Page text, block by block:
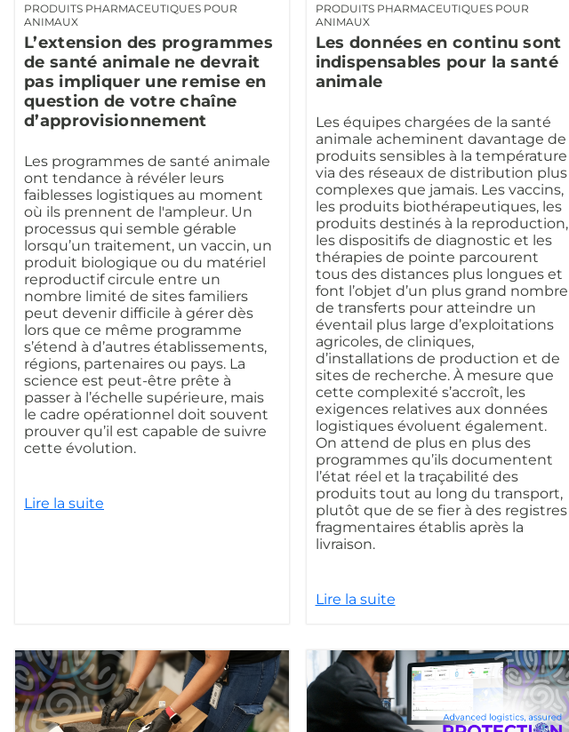
PRODUITS PHARMACEUTIQUES POUR
ANIMAUX
L’extension des programmes
de santé animale ne devrait
pas impliquer une remise en
question de votre chaîne
d’approvisionnement
Les programmes de santé animale
ont tendance à révéler leurs
faiblesses logistiques au moment
où ils prennent de l'ampleur. Un
processus qui semble gérable
lorsqu’un traitement, un vaccin, un
produit biologique ou du matériel
reproductif circule entre un
nombre limité de sites familiers
peut devenir difficile à gérer dès
lors que ce même programme
s’étend à d’autres établissements,
régions, partenaires ou pays. La
science est peut-être prête à
passer à l’échelle supérieure, mais
le cadre opérationnel doit souvent
prouver qu’il est capable de suivre
cette évolution.
Lire la suite
PRODUITS PHARMACEUTIQUES POUR
ANIMAUX
Les données en continu sont
indispensables pour la santé
animale
Les équipes chargées de la santé
animale acheminent davantage de
produits sensibles à la température
via des réseaux de distribution plus
complexes que jamais. Les vaccins,
les produits biothérapeutiques, les
produits destinés à la reproduction,
les dispositifs de diagnostic et les
thérapies de pointe parcourent
tous des distances plus longues et
font l’objet d’un plus grand nombre
de transferts pour atteindre un
éventail plus large d’exploitations
agricoles, de cliniques,
d’installations de production et de
sites de recherche. À mesure que
cette complexité s’accroît, les
exigences relatives aux données
logistiques évoluent également.
On attend de plus en plus des
programmes qu’ils documentent
l’état réel et la traçabilité des
produits tout au long du transport,
plutôt que de se fier à des registres
fragmentaires établis après la
livraison.
Lire la suite